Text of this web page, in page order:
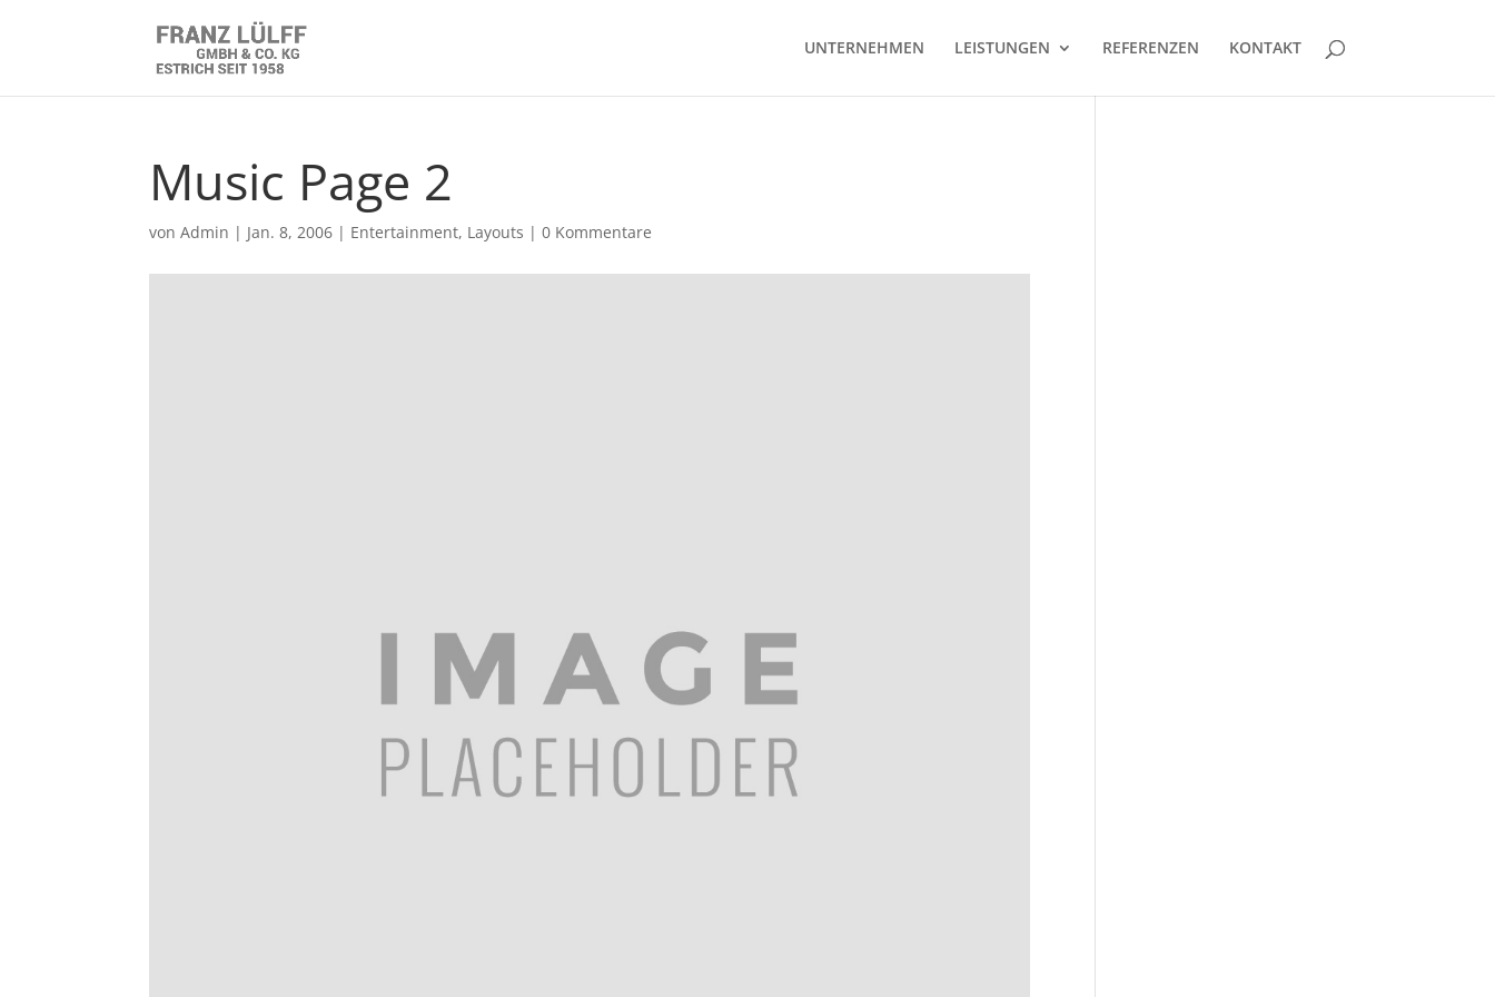
UNTERNEHMEN LEISTUNGEN REFERENZEN KONTAKT
Music Page 2
vonAdmin | Jan. 8, 2006 | Entertainment, Layouts |0 Kommentare